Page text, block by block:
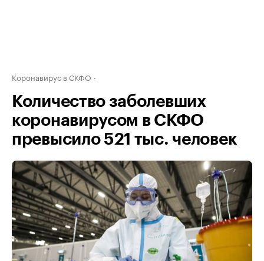
Коронавирус в СКФО
Количество заболевших
коронавирусом в СКФО
превысило 521 тыс. человек